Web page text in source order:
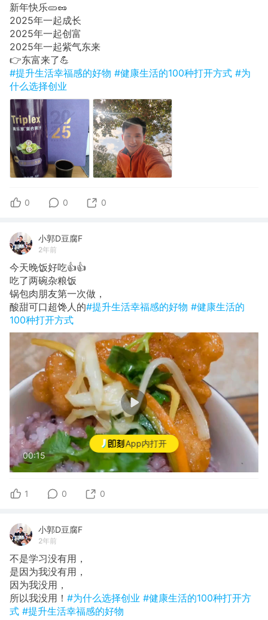
App内打开
新年快乐🥒🥜
2025年一起成长
​2025年一起创富
​2025年一起紫气东来
👉​东富来了💪
#提升生活幸福感的好物 #健康生活的100种打开方式 #为
什么选择创业
0 0 0
小郭D豆腐F
2年前
今天晚饭好吃👍👍
​吃了两碗杂粮饭
​锅包肉朋友第一次做，
酸甜可口超馋人的#提升生活幸福感的好物 #健康生活的
100种打开方式
00:15
1 0 0
小郭D豆腐F
2年前
不是学习没有用，
​是因为我没有用，
​因为我没用，
​所以我没用！ #为什么选择创业 #健康生活的100种打开方
式 #提升生活幸福感的好物